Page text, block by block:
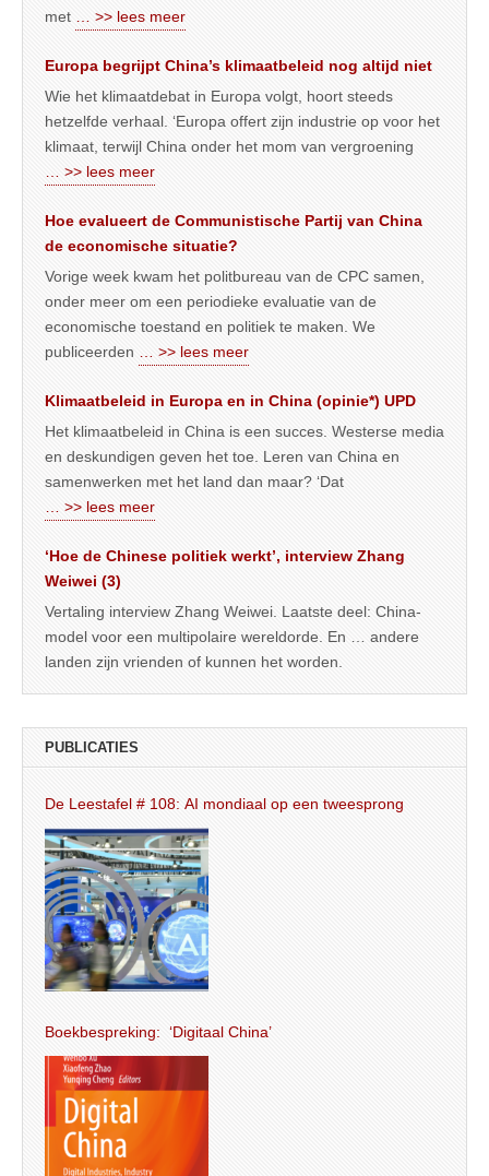
met … >> lees meer
Europa begrijpt China’s klimaatbeleid nog altijd niet
Wie het klimaatdebat in Europa volgt, hoort steeds
hetzelfde verhaal. ‘Europa offert zijn industrie op voor het
klimaat, terwijl China onder het mom van vergroening
… >> lees meer
Hoe evalueert de Communistische Partij van China
de economische situatie?
Vorige week kwam het politbureau van de CPC samen,
onder meer om een periodieke evaluatie van de
economische toestand en politiek te maken. We
publiceerden … >> lees meer
Klimaatbeleid in Europa en in China (opinie*) UPD
Het klimaatbeleid in China is een succes. Westerse media
en deskundigen geven het toe. Leren van China en
samenwerken met het land dan maar? ‘Dat
… >> lees meer
‘Hoe de Chinese politiek werkt’, interview Zhang
Weiwei (3)
Vertaling interview Zhang Weiwei. Laatste deel: China-
model voor een multipolaire wereldorde. En … andere
landen zijn vrienden of kunnen het worden.
PUBLICATIES
De Leestafel # 108: AI mondiaal op een tweesprong
Boekbespreking: ‘Digitaal China’